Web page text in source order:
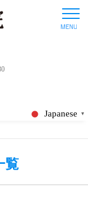
Japanese ▼
覧